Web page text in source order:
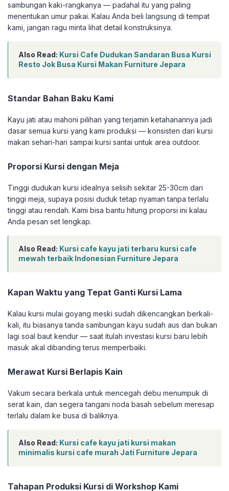
sambungan kaki-rangkanya — padahal itu yang paling
menentukan umur pakai. Kalau Anda beli langsung di tempat
kami, jangan ragu minta lihat detail konstruksinya.
Also Read: Kursi Cafe Dudukan Sandaran Busa Kursi
Resto Jok Busa Kursi Makan Furniture Jepara
Standar Bahan Baku Kami
Kayu jati atau mahoni pilihan yang terjamin ketahanannya jadi
dasar semua kursi yang kami produksi — konsisten dari kursi
makan sehari-hari sampai kursi santai untuk area outdoor.
Proporsi Kursi dengan Meja
Tinggi dudukan kursi idealnya selisih sekitar 25-30cm dari
tinggi meja, supaya posisi duduk tetap nyaman tanpa terlalu
tinggi atau rendah. Kami bisa bantu hitung proporsi ini kalau
Anda pesan set lengkap.
Also Read: Kursi cafe kayu jati terbaru kursi cafe
mewah terbaik Indonesian Furniture Jepara
Kapan Waktu yang Tepat Ganti Kursi Lama
Kalau kursi mulai goyang meski sudah dikencangkan berkali-
kali, itu biasanya tanda sambungan kayu sudah aus dan bukan
lagi soal baut kendur — saat itulah investasi kursi baru lebih
masuk akal dibanding terus memperbaiki.
Merawat Kursi Berlapis Kain
Vakum secara berkala untuk mencegah debu menumpuk di
serat kain, dan segera tangani noda basah sebelum meresap
terlalu dalam ke busa di baliknya.
Also Read: Kursi cafe kayu jati kursi makan
minimalis kursi cafe murah Jati Furniture Jepara
Tahapan Produksi Kursi di Workshop Kami